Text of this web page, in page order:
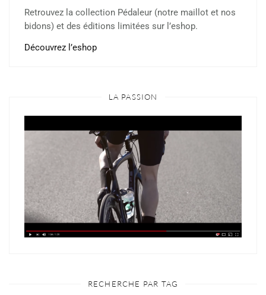
Retrouvez la collection Pédaleur (notre maillot et nos
bidons) et des éditions limitées sur l’eshop.
Découvrez l’eshop
LA PASSION
RECHERCHE PAR TAG